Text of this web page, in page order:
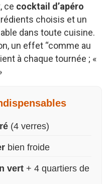
ce cocktail d’apéro
choisis et un
dans toute cuisine.
un effet “comme au
à chaque tournée ; «
(4 verres)
bien froide
vert + 4 quartiers de